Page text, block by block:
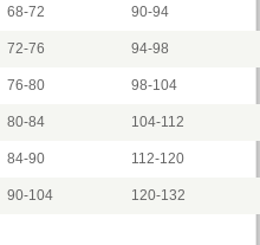
68-72 90-94
72-76 94-98
76-80 98-104
80-84 104-112
84-90 112-120
90-104 120-132